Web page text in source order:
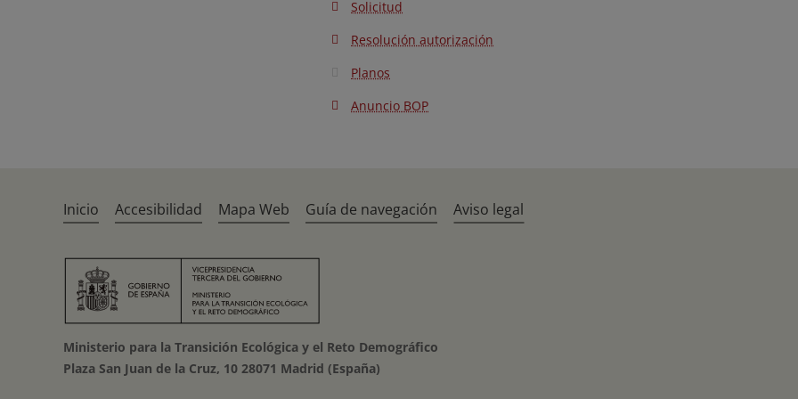
Solicitud
Resolución autorización
Planos
Anuncio BOP
Inicio Accesibilidad Mapa Web Guía de navegación Aviso legal
Ministerio para la Transición Ecológica y el Reto Demográfico
Plaza San Juan de la Cruz, 10 28071 Madrid (España)